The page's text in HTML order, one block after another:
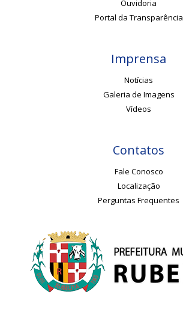
Ouvidoria
Portal da Transparência
Imprensa
Notícias
Galeria de Imagens
Vídeos
Contatos
Fale Conosco
Localização
Perguntas Frequentes